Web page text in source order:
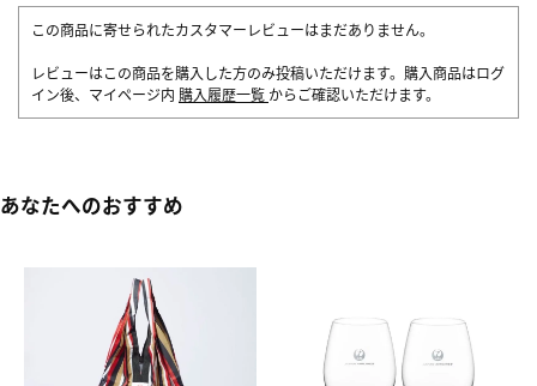
この商品に寄せられたカスタマーレビューはまだありません。
レビューはこの商品を購入した方のみ投稿いただけます。購入商品はログ
イン後、マイページ内 購入履歴一覧 からご確認いただけます。
あなたへのおすすめ